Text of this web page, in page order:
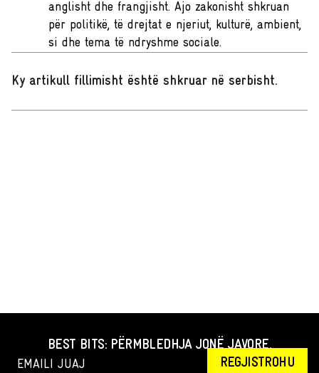
anglisht dhe frangjisht. Ajo zakonisht shkruan
për politikë, të drejtat e njeriut, kulturë, ambient,
si dhe tema të ndryshme sociale.
Ky artikull fillimisht është shkruar në serbisht.
BEST BITS: PËRMBLEDHJA JONË JAVORE.
REGJISTROHU